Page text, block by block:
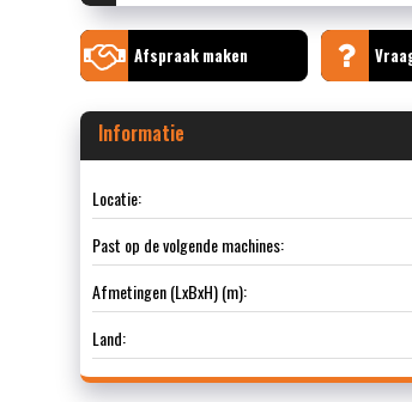
Afspraak maken
Informatie
Locatie:
Past op de volgende machines:
Afmetingen (LxBxH) (m):
Land: